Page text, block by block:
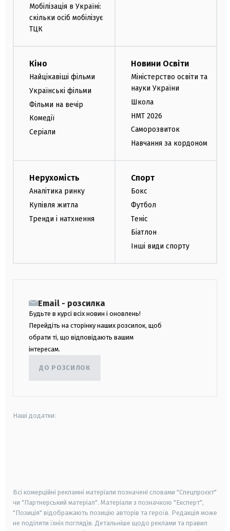
Мобілізація в Україні:
скільки осіб мобілізує
ТЦК
Кіно
Найцікавіші фільми
Українські фільми
Фільми на вечір
Комедії
Серіали
Новини Освіти
Міністерство освіти та
науки України
Школа
НМТ 2026
Саморозвиток
Навчання за кордоном
Нерухомість
Аналітика ринку
Купівля житла
Тренди і натхнення
Спорт
Бокс
Футбол
Теніс
Біатлон
Інші види спорту
Email - розсилка
Будьте в курсі всіх новин і оновлень!
Перейдіть на сторінку наших розсилок, щоб
обрати ті, що відповідають вашим
інтересам.
ДО РОЗСИЛОК
Наші додатки:
Всі комерційні рекламні матеріали позначені словами "Спецпроєкт"
чи "Партнерський матеріал". Матеріали з позначкою "Експерт",
"Позиція" відображають позицію авторів та героїв. Редакція може
не поділяти їхніх поглядів. Детальніше щодо реклами та правил